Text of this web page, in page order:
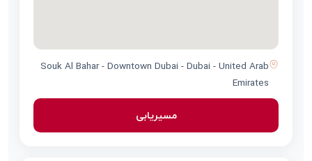
Souk Al Bahar - Downtown Dubai - Dubai - United Arab
Emirates
مسیریابی